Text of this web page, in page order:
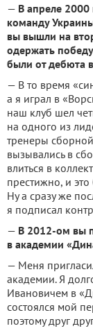
— В апреле
команду
вы вышли на
одержать победу
были от дебюта
— В то время
а я играл в
наш клуб шел
на одного из
тренеры
вызывались в
влиться в
престижно, и
Ну а сразу же
я подписал
— В 2012-ом вы
в академии
— Меня
академии. Я
Ивановичем в
состоялся мой
поэтому друг